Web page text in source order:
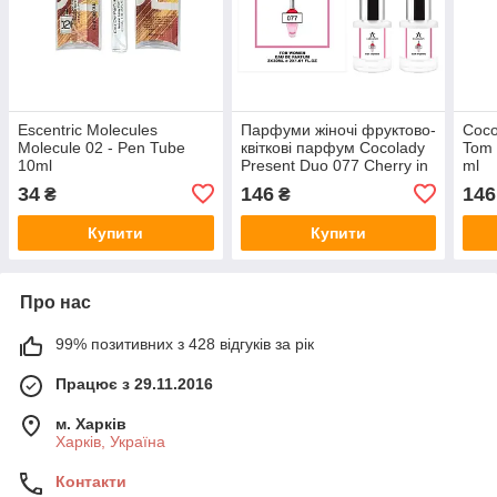
Escentric Molecules
Molecule 02 - Pen Tube
10ml
34 ₴
Купити
Парфуми жіночі фруктово-
квіткові парфум Cocolady
Present Duo 077 Cherry in
146₴
Купити
ml
146
Про нас
99% позитивних з 428 відгуків за рік
Працює з 29.11.2016
м. Харків
Харків, Україна
Контакти